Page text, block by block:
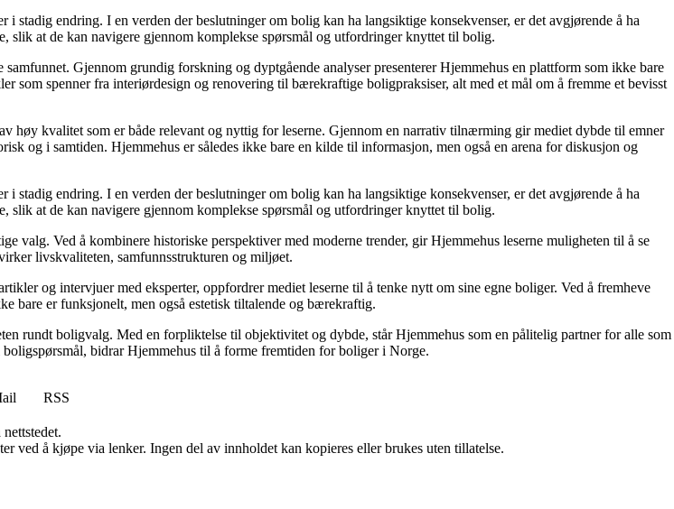
endring. I en verden der beslutninger om bolig kan ha langsiktige konsekvenser, er det avgjørende å ha
slik at de kan navigere gjennom komplekse spørsmål og utfordringer knyttet til bolig.
Gjennom grundig forskning og dyptgående analyser presenterer Hjemmehus en plattform som ikke bare
som spenner fra interiørdesign og renovering til bærekraftige boligpraksiser, alt med et mål om å fremme et bevisst
høy kvalitet som er både relevant og nyttig for leserne. Gjennom en narrativ tilnærming gir mediet dybde til emner
og i samtiden. Hjemmehus er således ikke bare en kilde til informasjon, men også en arena for diskusjon og
endring. I en verden der beslutninger om bolig kan ha langsiktige konsekvenser, er det avgjørende å ha
slik at de kan navigere gjennom komplekse spørsmål og utfordringer knyttet til bolig.
valg. Ved å kombinere historiske perspektiver med moderne trender, gir Hjemmehus leserne muligheten til å se
livskvaliteten, samfunnsstrukturen og miljøet.
og intervjuer med eksperter, oppfordrer mediet leserne til å tenke nytt om sine egne boliger. Ved å fremheve
bare er funksjonelt, men også estetisk tiltalende og bærekraftig.
rundt boligvalg. Med en forpliktelse til objektivitet og dybde, står Hjemmehus som en pålitelig partner for alle som
bidrar Hjemmehus til å forme fremtiden for boliger i Norge.
RSS
ved å kjøpe via lenker. Ingen del av innholdet kan kopieres eller brukes uten tillatelse.